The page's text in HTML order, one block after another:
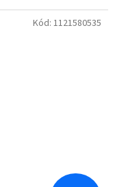
Kód: 1121580535